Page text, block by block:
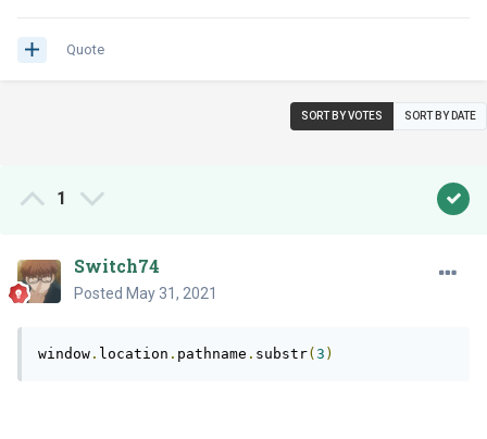
Quote
SORT BY VOTES SORT BY DATE
1
Switch74
Posted May 31, 2021
window . location . pathname . substr( 3 )